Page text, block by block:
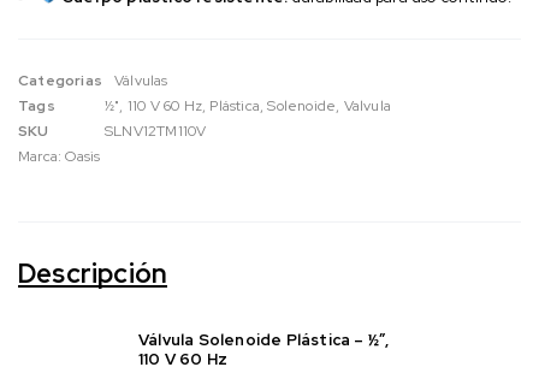
Categorias
Válvulas
Tags
½", 110 V 60 Hz, Plástica,Solenoide, Valvula
SKU
SLNV12TM110V
Marca:Oasis
Descripción
Válvula Solenoide Plástica – ½”,
110 V 60 Hz